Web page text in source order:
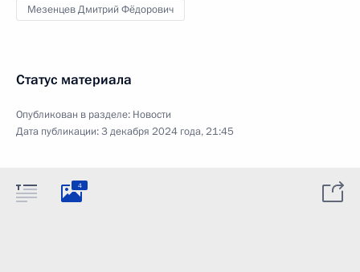
Мезенцев Дмитрий Фёдорович
Статус материала
Опубликован в разделе: Новости
Дата публикации:3 декабря 2024 года, 21:45
4